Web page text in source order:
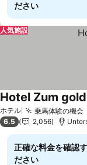
ださい
人気施設
ホテル 乗馬体験の機会
Hotel Zum
6.5 2,056
正確な料金を確認
ださい